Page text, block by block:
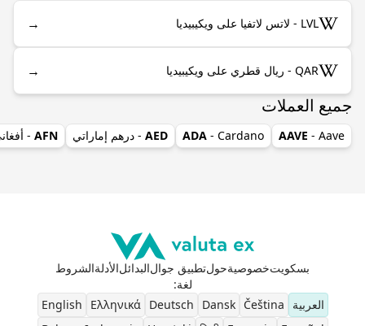
LVL - لاتس لاتفيا على ويكيبيديا →
QAR - ريال قطري على ويكيبيديا →
جميع العملات
AAVE - Aave
ADA - Cardano
AED - درهم إماراتي AFN
-
بسكويتخصوصيةحولتطبيق جوالالبدائلالأدلةالشروط
لغة:
العربية
Čeština
Dansk
Deutsch
Ελληνικά
English